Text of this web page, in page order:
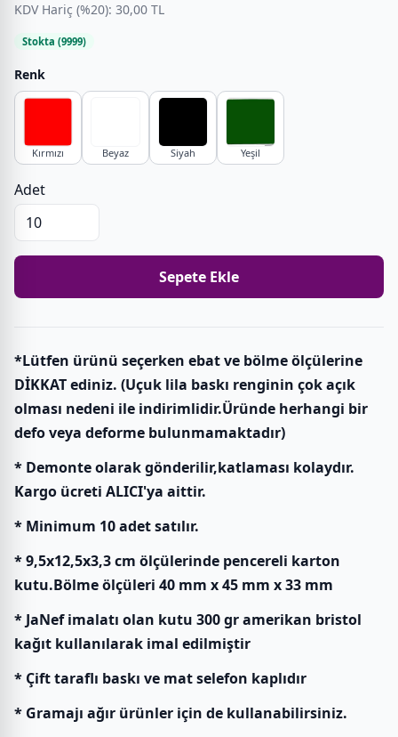
KDV Hariç (%20): 30,00 TL
Stokta (9999)
Renk
Kırmızı Beyaz Siyah Yeşil
Adet
Sepete Ekle
*Lütfen ürünü seçerken ebat ve bölme ölçülerine
DİKKAT ediniz. (Uçuk lila baskı renginin çok açık
olması nedeni ile indirimlidir.Üründe herhangi bir
defo veya deforme bulunmamaktadır)
* Demonte olarak gönderilir,katlaması kolaydır.
Kargo ücreti ALICI'ya aittir.
* Minimum 10 adet satılır.
* 9,5x12,5x3,3 cm ölçülerinde pencereli karton
kutu.Bölme ölçüleri 40 mm x 45 mm x 33 mm
* JaNef imalatı olan kutu 300 gr amerikan bristol
kağıt kullanılarak imal edilmiştir
* Çift taraflı baskı ve mat selefon kaplıdır
* Gramajı ağır ürünler için de kullanabilirsiniz.